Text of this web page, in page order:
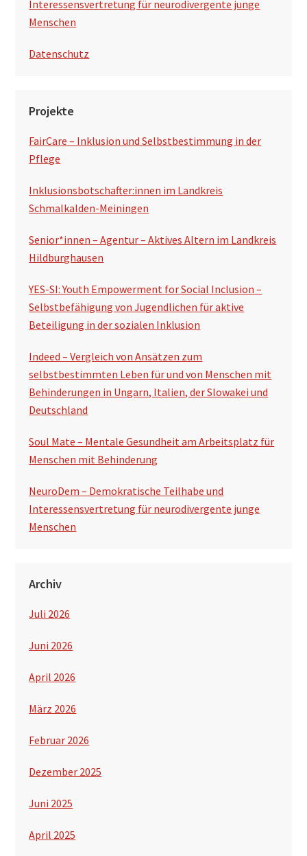
Interessensvertretung für neurodivergente junge
Menschen
Datenschutz
Projekte
FairCare – Inklusion und Selbstbestimmung in der
Pflege
Inklusionsbotschafter:innen im Landkreis
Schmalkalden-Meiningen
Senior*innen – Agentur – Aktives Altern im Landkreis
Hildburghausen
YES-SI: Youth Empowerment for Social Inclusion –
Selbstbefähigung von Jugendlichen für aktive
Beteiligung in der sozialen Inklusion
Indeed – Vergleich von Ansätzen zum
selbstbestimmten Leben für und von Menschen mit
Behinderungen in Ungarn, Italien, der Slowakei und
Deutschland
Soul Mate – Mentale Gesundheit am Arbeitsplatz für
Menschen mit Behinderung
NeuroDem – Demokratische Teilhabe und
Interessensvertretung für neurodivergente junge
Menschen
Archiv
Juli 2026
Juni 2026
April 2026
März 2026
Februar 2026
Dezember 2025
Juni 2025
April 2025